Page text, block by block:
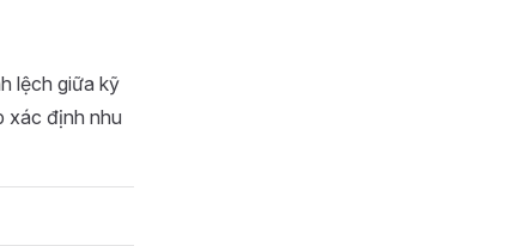
lệch giữa kỹ
xác định nhu